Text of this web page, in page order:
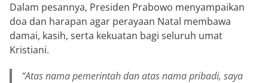
Dalam pesannya, Presiden Prabowo menyampaikan
doa dan harapan agar perayaan Natal membawa
damai, kasih, serta kekuatan bagi seluruh umat
Kristiani.
“Atas nama pemerintah dan atas nama pribadi, saya